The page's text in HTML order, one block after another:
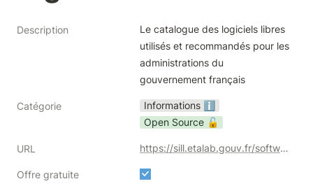
Description
Le catalogue des logiciels libres
utilisés et recommandés pour les
administrations du
gouvernement français
Catégorie
Informations ℹ️
Open Source 🔓
URL https://sill.etalab.gouv.fr/software
Offre gratuite